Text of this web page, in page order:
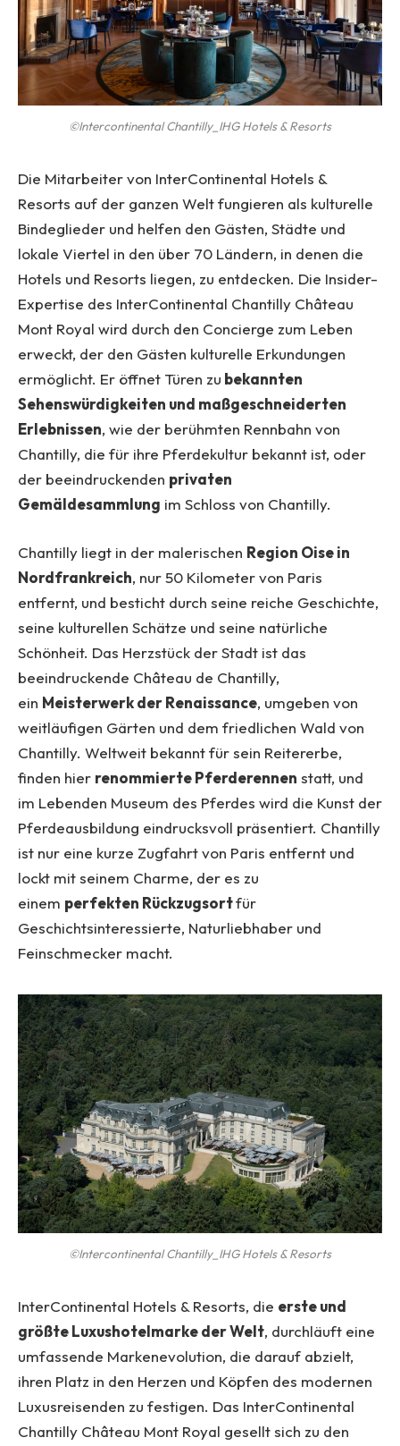
©Intercontinental Chantilly_IHG Hotels & Resorts
Die Mitarbeiter von InterContinental Hotels &
Resorts auf der ganzen Welt fungieren als kulturelle
Bindeglieder und helfen den Gästen, Städte und
lokale Viertel in den über 70 Ländern, in denen die
Hotels und Resorts liegen, zu entdecken. Die Insider-
Expertise des InterContinental Chantilly Château
Mont Royal wird durch den Concierge zum Leben
erweckt, der den Gästen kulturelle Erkundungen
ermöglicht. Er öffnet Türen zu bekannten
Sehenswürdigkeiten und maßgeschneiderten
Erlebnissen, wie der berühmten Rennbahn von
Chantilly, die für ihre Pferdekultur bekannt ist, oder
der beeindruckenden privaten
Gemäldesammlung im Schloss von Chantilly.
Chantilly liegt in der malerischen Region Oise in
Nordfrankreich, nur 50 Kilometer von Paris
entfernt, und besticht durch seine reiche Geschichte,
seine kulturellen Schätze und seine natürliche
Schönheit. Das Herzstück der Stadt ist das
beeindruckende Château de Chantilly,
ein Meisterwerk der Renaissance, umgeben von
weitläufigen Gärten und dem friedlichen Wald von
Chantilly. Weltweit bekannt für sein Reitererbe,
finden hier renommierte Pferderennen statt, und
im Lebenden Museum des Pferdes wird die Kunst der
Pferdeausbildung eindrucksvoll präsentiert. Chantilly
ist nur eine kurze Zugfahrt von Paris entfernt und
lockt mit seinem Charme, der es zu
einem perfekten Rückzugsortfür
Geschichtsinteressierte, Naturliebhaber und
Feinschmecker macht.
©Intercontinental Chantilly_IHG Hotels & Resorts
InterContinental Hotels & Resorts, die erste und
größte Luxushotelmarke der Welt, durchläuft eine
umfassende Markenevolution, die darauf abzielt,
ihren Platz in den Herzen und Köpfen des modernen
Luxusreisenden zu festigen. Das InterContinental
Chantilly Château Mont Royal gesellt sich zu den